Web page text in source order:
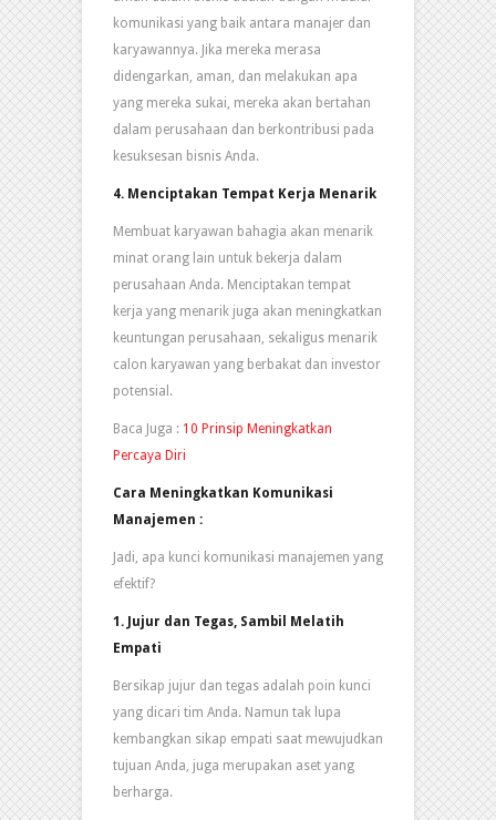
komunikasi yang baik antara manajer dan
karyawannya. Jika mereka merasa
didengarkan, aman, dan melakukan apa
yang mereka sukai, mereka akan bertahan
dalam perusahaan dan berkontribusi pada
kesuksesan bisnis Anda.
4. Menciptakan Tempat Kerja Menarik
Membuat karyawan bahagia akan menarik
minat orang lain untuk bekerja dalam
perusahaan Anda. Menciptakan tempat
kerja yang menarik juga akan meningkatkan
keuntungan perusahaan, sekaligus menarik
calon karyawan yang berbakat dan investor
potensial.
Baca Juga : 10 Prinsip Meningkatkan
Percaya Diri
Cara Meningkatkan Komunikasi
Manajemen :
Jadi, apa kunci komunikasi manajemen yang
efektif?
1. Jujur dan Tegas, Sambil Melatih
Empati
Bersikap jujur ​​dan tegas adalah poin kunci
yang dicari tim Anda. Namun tak lupa
kembangkan sikap empati saat mewujudkan
tujuan Anda, juga merupakan aset yang
berharga.